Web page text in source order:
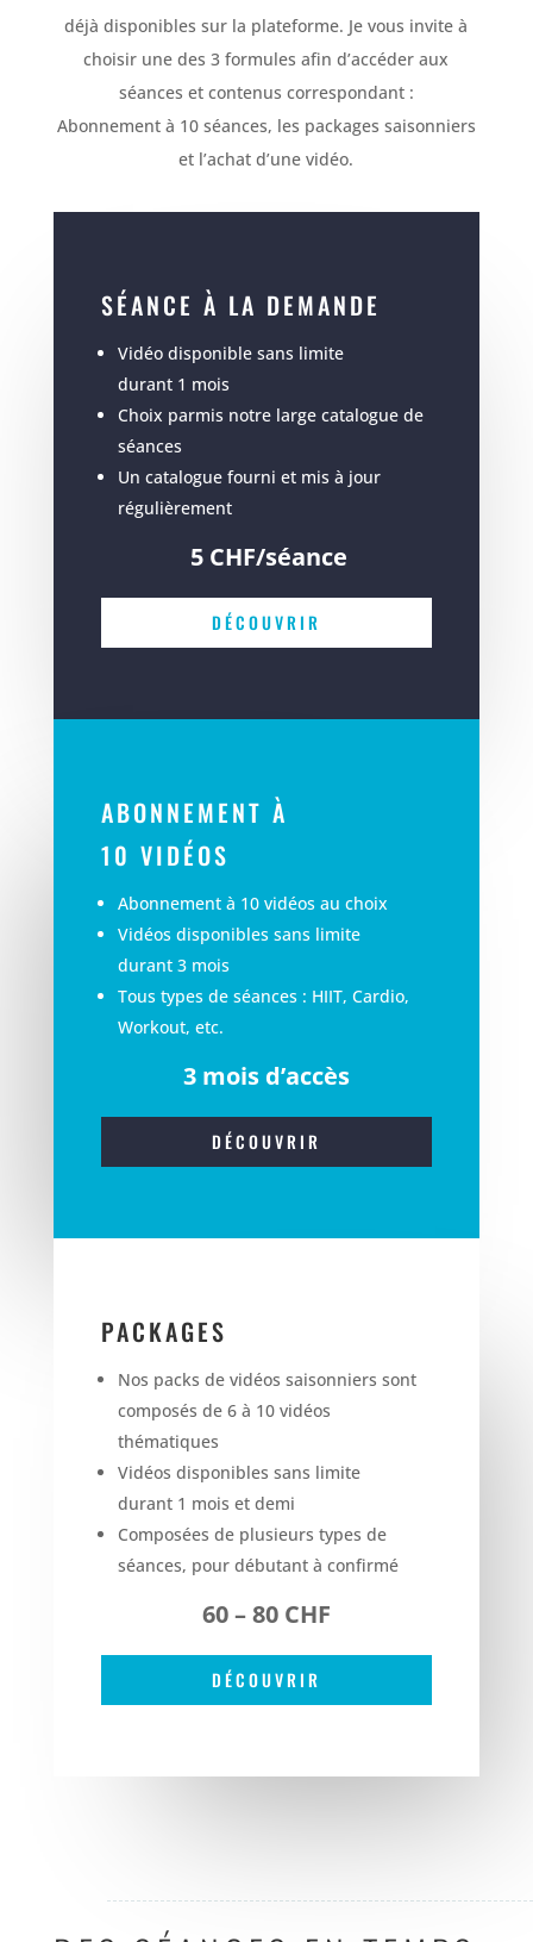
déjà disponibles sur la plateforme. Je vous invite à
choisir une des 3 formules afin d’accéder aux
séances et contenus correspondant :
Abonnement à 10 séances, les packages saisonniers
et l’achat d’une vidéo.
SÉANCE À LA DEMANDE
Vidéo disponible sans limite
durant 1 mois
Choix parmis notre large catalogue de
séances
Un catalogue fourni et mis à jour
régulièrement
5 CHF/séance
DÉCOUVRIR
ABONNEMENT À
10 VIDÉOS
Abonnement à 10 vidéos au choix
Vidéos disponibles sans limite
durant 3 mois
Tous types de séances : HIIT, Cardio,
Workout, etc.
3 mois d’accès
DÉCOUVRIR
PACKAGES
Nos packs de vidéos saisonniers sont
composés de 6 à 10 vidéos
thématiques
Vidéos disponibles sans limite
durant 1 mois et demi
Composées de plusieurs types de
séances, pour débutant à confirmé
60 – 80 CHF
DÉCOUVRIR